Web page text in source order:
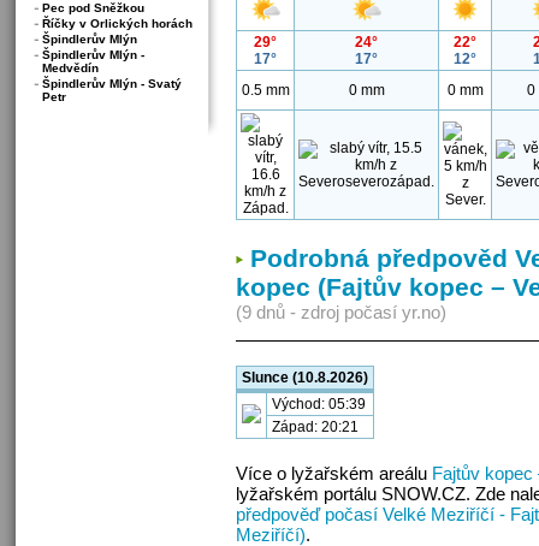
29°
17°
24°
17°
22°
12°
0.5 mm
0 mm 0 mm 0
Podrobná předpověd
kopec (Fajtův kopec –
(9 dnů - zdroj počasí yr.no)
Slunce (10.8.2026)
Východ: 05:39
Západ: 20:21
Více o lyžařském areálu Fajtův
lyžařském portálu SNOW.CZ. Zde
předpověď počasí Velké Meziříčí -
Meziříčí).
Pec pod Sněžkou
Říčky v Orlických horách
Špindlerův Mlýn
Špindlerův Mlýn -
Medvědín
Špindlerův Mlýn - Svatý
Petr